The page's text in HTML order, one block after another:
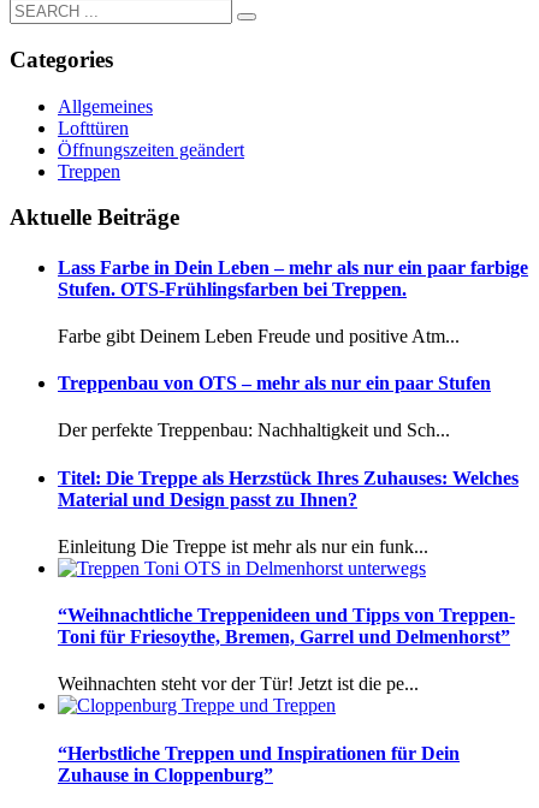
Categories
Allgemeines
Lofttüren
Öffnungszeiten geändert
Treppen
Aktuelle Beiträge
Lass Farbe in Dein Leben – mehr als nur ein paar farbige
Stufen. OTS-Frühlingsfarben bei Treppen.
Farbe gibt Deinem Leben Freude und positive Atm...
Treppenbau von OTS – mehr als nur ein paar Stufen
Der perfekte Treppenbau: Nachhaltigkeit und Sch...
Titel: Die Treppe als Herzstück Ihres Zuhauses: Welches
Material und Design passt zu Ihnen?
Einleitung Die Treppe ist mehr als nur ein funk...
“Weihnachtliche Treppenideen und Tipps von Treppen-
Toni für Friesoythe, Bremen, Garrel und Delmenhorst”
Weihnachten steht vor der Tür! Jetzt ist die pe...
“Herbstliche Treppen und Inspirationen für Dein
Zuhause in Cloppenburg”